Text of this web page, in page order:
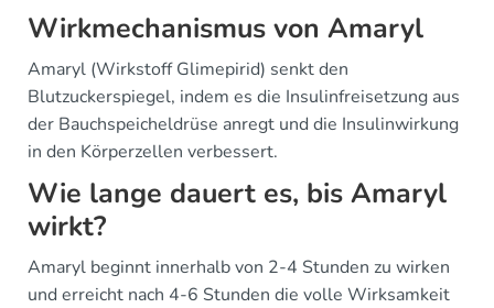
Wirkmechanismus von Amaryl
Amaryl (Wirkstoff Glimepirid) senkt den
Blutzuckerspiegel, indem es die Insulinfreisetzung aus
der Bauchspeicheldrüse anregt und die Insulinwirkung
in den Körperzellen verbessert.
Wie lange dauert es, bis Amaryl
wirkt?
Amaryl beginnt innerhalb von 2-4 Stunden zu wirken
und erreicht nach 4-6 Stunden die volle Wirksamkeit